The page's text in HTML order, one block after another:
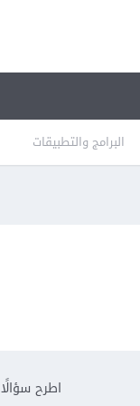
البرامج والتطبيقات
اطرح سؤالًا